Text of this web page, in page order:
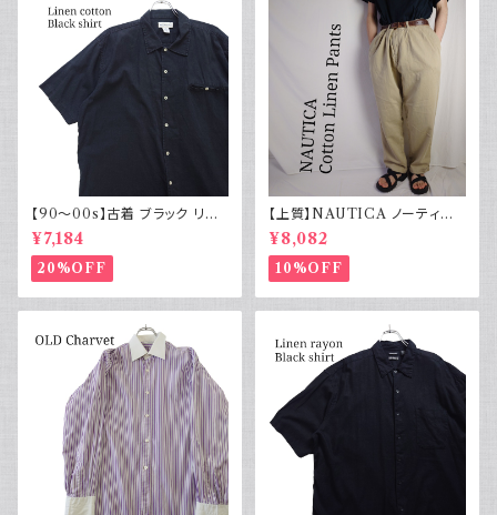
【90～00s】古着 ブラック リネ
ンコットンシャツ 黒 ボックスシ
ルエット
¥7,184
20%OFF
【上質】NAUTICA ノーティカ
コットンリネンパンツ ツータック
¥8,082
10%OFF